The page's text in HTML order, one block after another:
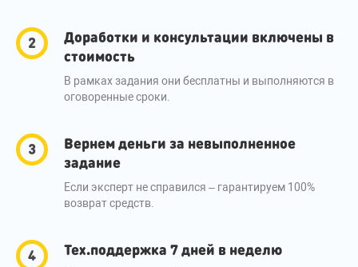
Доработки и консультации включены в
стоимость
В рамках задания они бесплатны и выполняются в
оговоренные сроки.
Вернем деньги за невыполненное
задание
Если эксперт не справился – гарантируем 100%
возврат средств.
Тех.поддержка 7 дней в неделю